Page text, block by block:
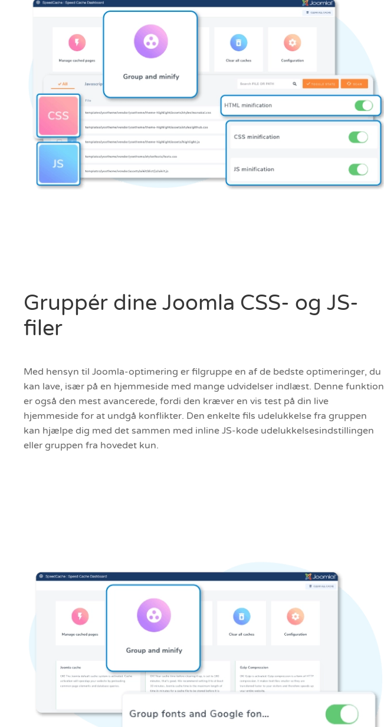
Gruppér dine Joomla CSS- og JS-
filer
Med hensyn til Joomla-optimering er filgruppe en af de bedste optimeringer, du
kan lave, især på en hjemmeside med mange udvidelser indlæst. Denne funktion
er også den mest avancerede, fordi den kræver en vis test på din live
hjemmeside for at undgå konflikter. Den enkelte fils udelukkelse fra gruppen
kan hjælpe dig med det sammen med inline JS-kode udelukkelsesindstillingen
eller gruppen fra hovedet kun.